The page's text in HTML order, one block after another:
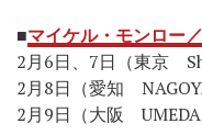
■マイケル・モンロー
2月6日、7日（東京
2月8日（愛知
2月9日（大阪 UMEDA